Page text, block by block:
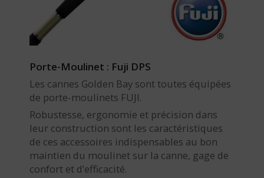
Porte-Moulinet : Fuji DPS
Les cannes Golden Bay sont toutes équipées
de porte-moulinets FUJI.
Robustesse, ergonomie et précision dans
leur construction sont les caractéristiques
de ces accessoires indispensables au bon
maintien du moulinet sur la canne, gage de
confort et d’efficacité.